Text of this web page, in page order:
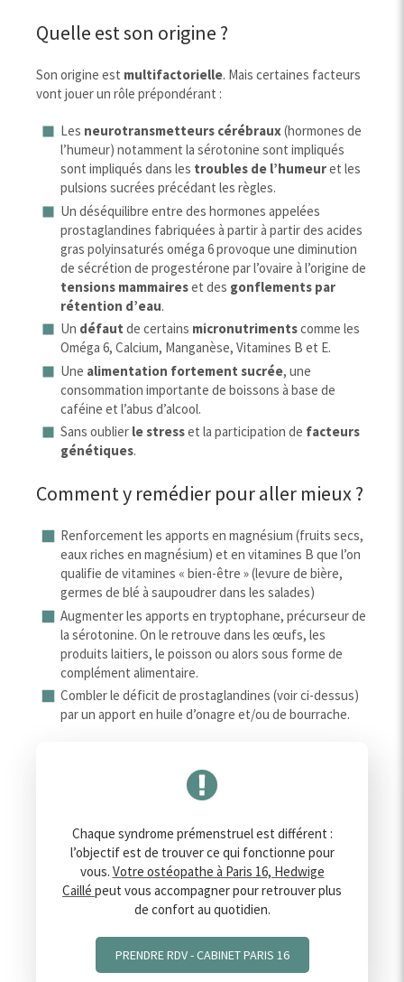
Quelle est son origine ?
Son origine est multifactorielle. Mais certaines facteurs
vont jouer un rôle prépondérant :
Les neurotransmetteurs cérébraux(hormones de
l’humeur) notamment la sérotonine sont impliqués
sont impliqués dans les troubles de l’humeuret les
pulsions sucrées précédant les règles.
Un déséquilibre entre des hormones appelées
prostaglandines fabriquées à partir à partir des acides
gras polyinsaturés oméga 6 provoque une diminution
de sécrétion de progestérone par l’ovaire à l’origine de
tensions mammaireset des gonflements par
rétention d’eau.
Un défaut de certains micronutrimentscomme les
Oméga 6, Calcium, Manganèse, Vitamines B et E.
Une alimentation fortement sucrée, une
consommation importante de boissons à base de
caféine et l’abus d’alcool.
Sans oublier le stresset la participation de facteurs
génétiques.
Comment y remédier pour aller mieux ?
Renforcement les apports en magnésium (fruits secs,
eaux riches en magnésium) et en vitamines B que l’on
qualifie de vitamines « bien-être » (levure de bière,
germes de blé à saupoudrer dans les salades)
Augmenter les apports en tryptophane, précurseur de
la sérotonine. On le retrouve dans les œufs, les
produits laitiers, le poisson ou alors sous forme de
complément alimentaire.
Combler le déficit de prostaglandines (voir ci-dessus)
par un apport en huile d’onagre et/ou de bourrache.
Chaque syndrome prémenstruel est différent :
l’objectif est de trouver ce qui fonctionne pour
vous. Votre ostéopathe à Paris 16, Hedwige
Caillé peut vous accompagner pour retrouver plus
de confort au quotidien.
PRENDRE RDV - CABINET PARIS 16